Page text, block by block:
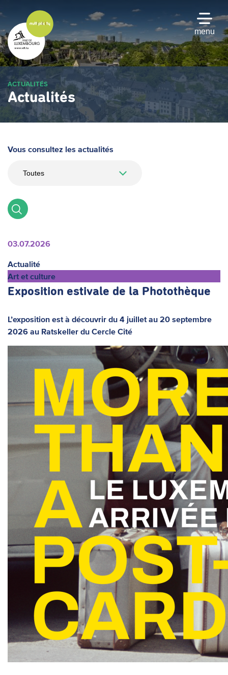
contenu
principal
menu
ACTUALITÉS
Actualités
Vous consultez les actualités
Actualités
03.07.2026
Actualité
Art et culture
Exposition estivale de la Photothèque
L’exposition est à découvrir du 4 juillet au 20 septembre
2026 au Ratskeller du Cercle Cité